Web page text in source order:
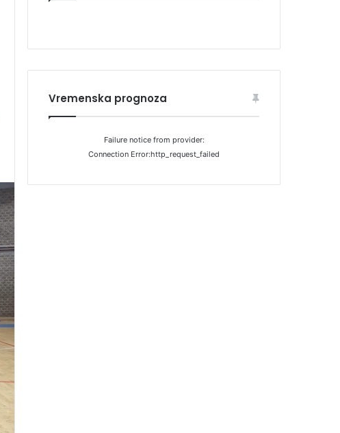
Vremenska prognoza
Failure notice from provider:
Connection Error:http_request_failed